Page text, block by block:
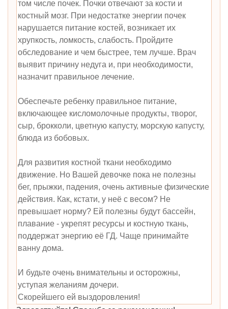
том числе почек. Почки отвечают за кости и
костный мозг. При недостатке энергии почек
нарушается питание костей, возникает их
хрупкость, ломкость, слабость. Пройдите
обследование и чем быстрее, тем лучше. Врач
выявит причину недуга и, при необходимости,
назначит правильное лечение.
Обеспечьте ребенку правильное питание,
включающее кисломолочные продукты, творог,
сыр, брокколи, цветную капусту, морскую капусту,
блюда из бобовых.
Для развития костной ткани необходимо
движение. Но Вашей девочке пока не полезны
бег, прыжки, падения, очень активные физические
действия. Как, кстати, у неё с весом? Не
превышает норму? Ей полезны будут бассейн,
плавание - укрепят ресурсы и костную ткань,
поддержат энергию её ГД. Чаще принимайте
ванну дома.
И будьте очень внимательны и осторожны,
уступая желаниям дочери.
Скорейшего ей выздоровления!